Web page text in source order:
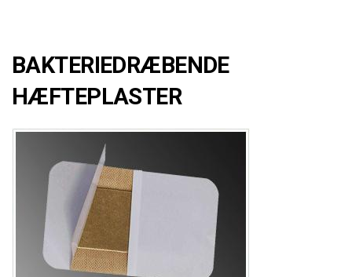
BAKTERIEDRÆBENDE
HÆFTEPLASTER